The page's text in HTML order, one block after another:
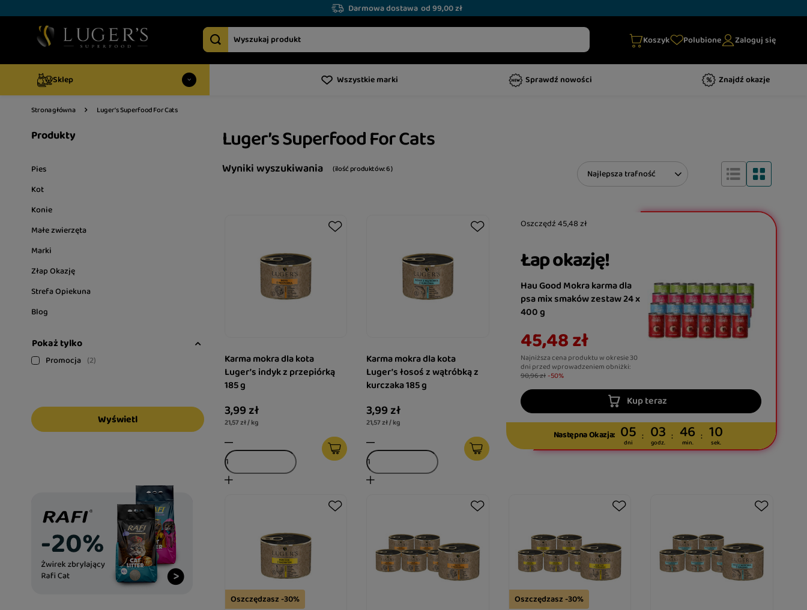
Darmowa dostawa od 99,00 zł
Koszyk Polubione Zaloguj się
Sklep Wszystkie marki Sprawdź nowości Znajdź okazje
Strona główna Luger’s Superfood For Cats
Produkty
Pies
Kot
Konie
Małe zwierzęta
Marki
Złap Okazję
Strefa Opiekuna
Blog
Pokaż tylko
Promocja 2
Wyświetl
Luger’s Superfood For Cats
Wyniki wyszukiwania ( ilość produktów:6) Zmień sortowanie
Najlepsza trafność
Karma mokra dla kota
Luger’s indyk z przepiórką
185 g
3,99 zł
21,57 zł / kg
Karma mokra dla kota
Luger’s łosoś z wątróbką z
kurczaka 185 g
3,99 zł
21,57 zł / kg
Oszczędź45,48 zł
Łap okazję!
Hau Good Mokra karma dla
psa mix smaków zestaw 24 x
400 g
45,48 zł
Najniższa cena produktu w okresie 30
dni przed wprowadzeniem obniżki:
90,96 zł -50%
Kup teraz
Następna Okazja:
dni
05 godz.
03 min.
46 sek.
09
Oszczędzasz -30% Oszczędzasz -30%